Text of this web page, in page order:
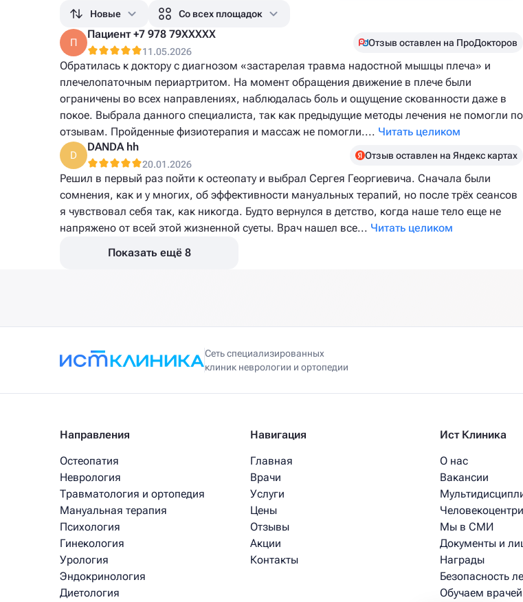
Новые Со всех площадок
П
Пациент +7 978 79XXXXX
11.05.2026
Отзыв оставлен на ПроДокторов
Обратилась к доктору с диагнозом «застарелая травма надостной мышцы плеча» и
плечелопаточным периартритом. На момент обращения движение в плече были
ограничены во всех направлениях, наблюдалась боль и ощущение скованности даже в
покое. Выбрала данного специалиста, так как предыдущие методы лечения не помогли по
отзывам. Пройденные физиотерапия и массаж не помогли.... Читать целиком
D
DANDA hh
20.01.2026
Отзыв оставлен на Яндекс картах
Решил в первый раз пойти к остеопату и выбрал Сергея Георгиевича. Сначала были
сомнения, как и у многих, об эффективности мануальных терапий, но после трёх сеансов
я чувствовал себя так, как никогда. Будто вернулся в детство, когда наше тело еще не
напряжено от всей этой жизненной суеты. Врач нашел все... Читать целиком
Показать ещё 8
Сеть специализированных
клиник неврологии и ортопедии
Направления
Остеопатия
Неврология
Травматология и ортопедия
Мануальная терапия
Психология
Гинекология
Урология
Эндокринология
Диетология
Навигация
Главная
Врачи
Услуги
Цены
Отзывы
Акции
Контакты
Ист Клиника
О нас
Вакансии
Мы в СМИ
Документы и
Награды
Безопасность
Обучаем